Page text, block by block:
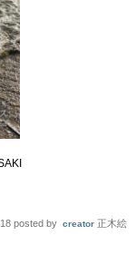
posted by creator 正木絵